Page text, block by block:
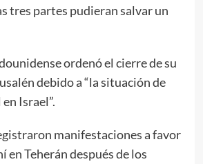
tres partes pudieran salvar un
ordenó el cierre de su
debido a “la situación de
Israel”.
manifestaciones a favor
en Teherán después de los